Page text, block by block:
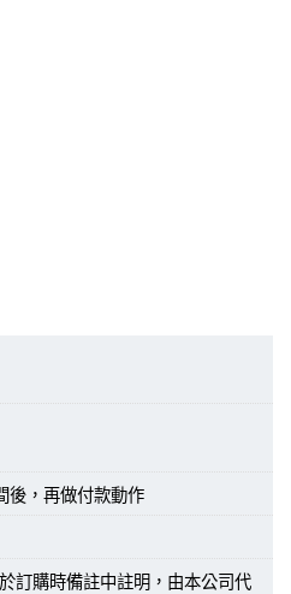
後，再做付款動作
訂購時備註中註明，由本公司代